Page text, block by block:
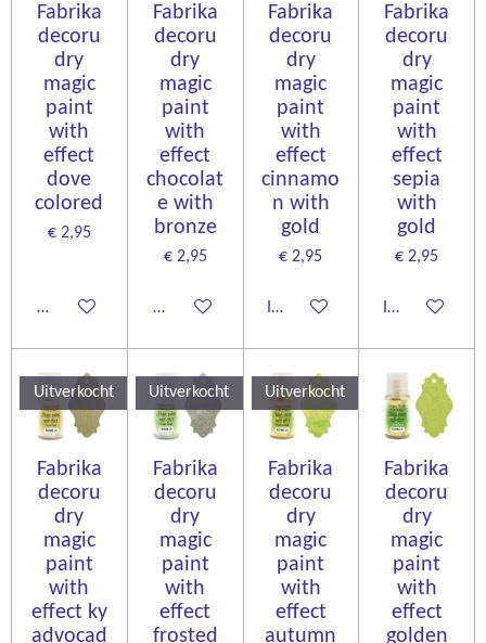
Fabrika
decoru
dry
magic
paint
with
effect
dove
colored
€ 2,95
Houd mij op de hoogte
Fabrika
decoru
dry
magic
paint
with
effect
chocolat
e with
bronze
€ 2,95
Houd mij op de hoogte
Fabrika
decoru
dry
magic
paint
with
effect
cinnamo
n with
gold
€ 2,95
In winkelwagen
Fabrika
decoru
dry
magic
paint
with
effect
sepia
with
gold
€ 2,95
In
Uitverkocht
Fabrika
decoru
dry
magic
paint
with
effect ky
advocad
Uitverkocht
Fabrika
decoru
dry
magic
paint
with
effect
frosted
Uitverkocht
Fabrika
decoru
dry
magic
paint
with
effect
autumn
Fabrika
decoru
dry
magic
paint
with
effect
golden